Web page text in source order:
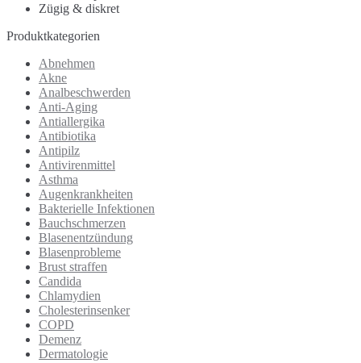
Zügig & diskret
Produktkategorien
Abnehmen
Akne
Analbeschwerden
Anti-Aging
Antiallergika
Antibiotika
Antipilz
Antivirenmittel
Asthma
Augenkrankheiten
Bakterielle Infektionen
Bauchschmerzen
Blasenentzündung
Blasenprobleme
Brust straffen
Candida
Chlamydien
Cholesterinsenker
COPD
Demenz
Dermatologie